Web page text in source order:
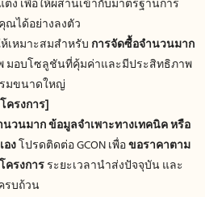
ง เพื่อให้ผสานเข้ากับมาตรฐานการ
ณได้อย่างลงตัว
เหมาะสมสำหรับ การจัดซื้อจำนวนมาก
มอบโซลูชันที่คุ้มค่าและมีประสิทธิภาพ
มขนาดใหญ่
ครงการ]
วนมาก ข้อมูลจำเพาะทางเทคนิค หรือ
งโปรดติดต่อ GCON เพื่อขอราคาตาม
ครงการระยะเวลานำส่งปัจจุบัน และ
รบถ้วน